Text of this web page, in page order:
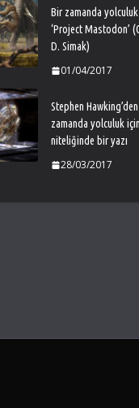
Bir zamanda
‘Project Mastodon’
D. Simak)
01/04/2017
Stephen Hawking’den
zamanda yolculuk
niteliğinde bir yazı
28/03/2017